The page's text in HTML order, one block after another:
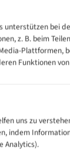
1,1/1,6
1,25
gegen
unterstützen bei
z. B. beim
Plattformen,
Funktionen
uns zu
indem
Analytics).